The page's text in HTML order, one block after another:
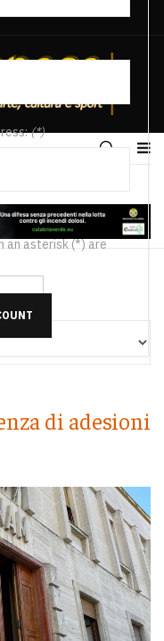
(*)
an asterisk (*) are
di adesioni